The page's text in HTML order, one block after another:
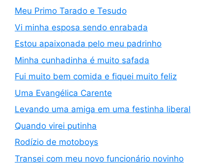
Meu Primo Tarado e Tesudo
Vi minha esposa sendo enrabada
Estou apaixonada pelo meu padrinho
Minha cunhadinha é muito safada
Fui muito bem comida e fiquei muito feliz
Uma Evangélica Carente
Levando uma amiga em uma festinha liberal
Quando virei putinha
Rodízio de motoboys
Transei com meu novo funcionário novinho